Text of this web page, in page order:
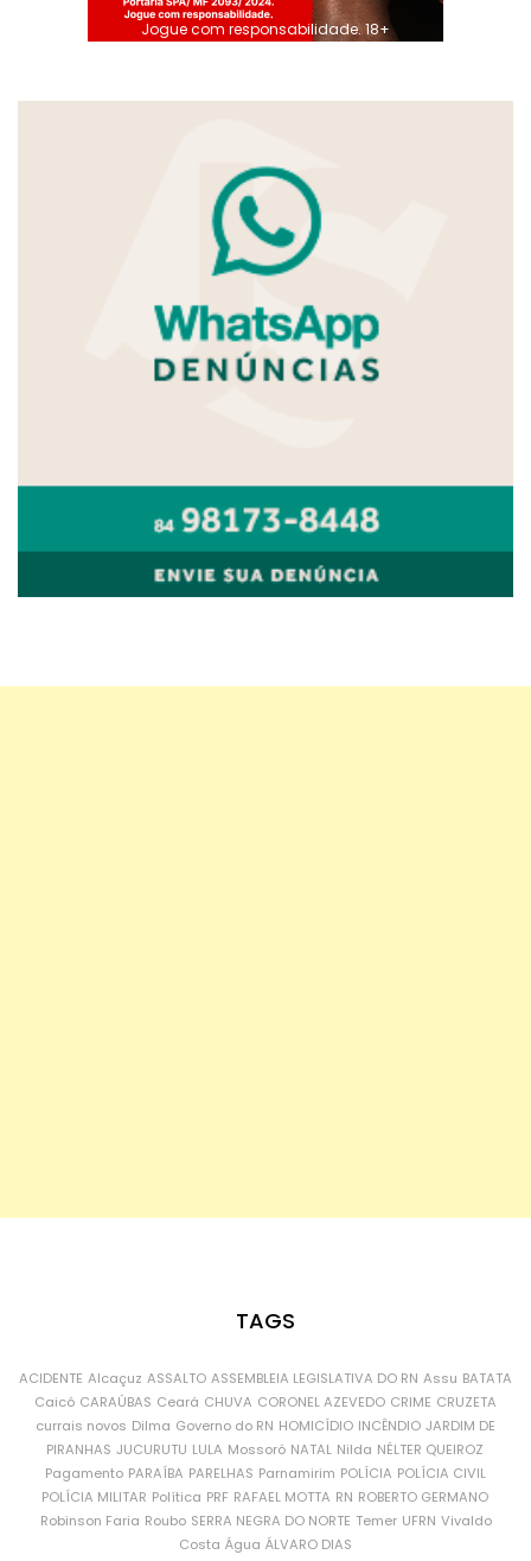
Jogue com responsabilidade. 18+
TAGS
ACIDENTE Alcaçuz ASSALTO ASSEMBLEIA LEGISLATIVA DO RN Assu BATATA
Caicó CARAÚBAS Ceará CHUVA CORONEL AZEVEDO CRIME CRUZETA
currais novos Dilma Governo do RN HOMICÍDIO INCÊNDIO JARDIM DE
PIRANHAS JUCURUTU LULA Mossoró NATAL Nilda NÉLTER QUEIROZ
Pagamento PARAÍBA PARELHAS Parnamirim POLÍCIA POLÍCIA CIVIL
POLÍCIA MILITAR Política PRF RAFAEL MOTTA RN ROBERTO GERMANO
Robinson Faria Roubo SERRA NEGRA DO NORTE Temer UFRN Vivaldo
Costa Água ÁLVARO DIAS